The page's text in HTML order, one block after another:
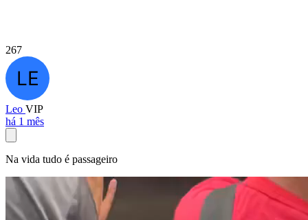
267
Leo VIP
há 1 mês
Na vida tudo é passageiro